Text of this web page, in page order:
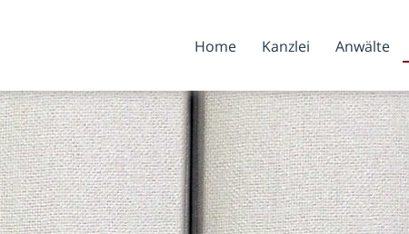
Home Kanzlei Anwälte